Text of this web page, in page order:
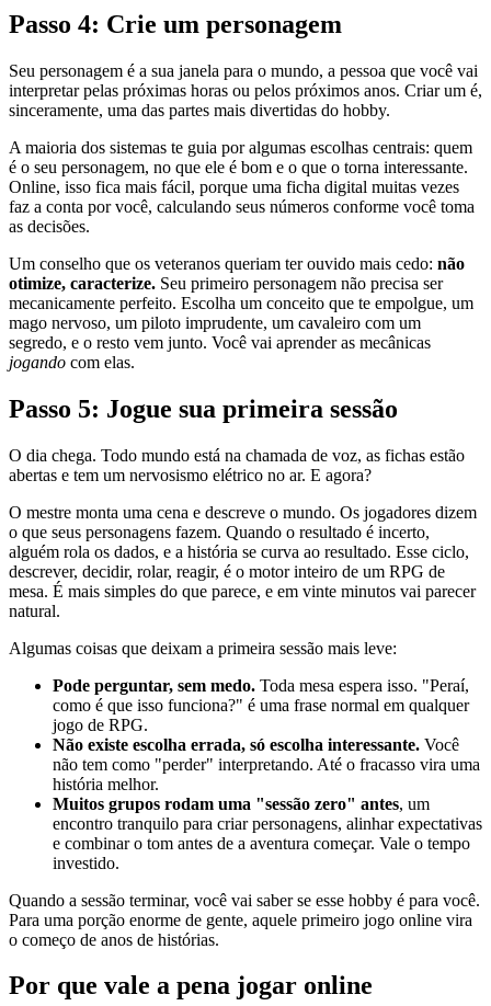
Passo 4: Crie um personagem
Seu personagem é a sua janela para o mundo, a pessoa que você vai
interpretar pelas próximas horas ou pelos próximos anos. Criar um é,
sinceramente, uma das partes mais divertidas do hobby.
A maioria dos sistemas te guia por algumas escolhas centrais: quem
é o seu personagem, no que ele é bom e o que o torna interessante.
Online, isso fica mais fácil, porque uma ficha digital muitas vezes
faz a conta por você, calculando seus números conforme você toma
as decisões.
Um conselho que os veteranos queriam ter ouvido mais cedo: não
otimize, caracterize. Seu primeiro personagem não precisa ser
mecanicamente perfeito. Escolha um conceito que te empolgue, um
mago nervoso, um piloto imprudente, um cavaleiro com um
segredo, e o resto vem junto. Você vai aprender as mecânicas
jogando com elas.
Passo 5: Jogue sua primeira sessão
O dia chega. Todo mundo está na chamada de voz, as fichas estão
abertas e tem um nervosismo elétrico no ar. E agora?
O mestre monta uma cena e descreve o mundo. Os jogadores dizem
o que seus personagens fazem. Quando o resultado é incerto,
alguém rola os dados, e a história se curva ao resultado. Esse ciclo,
descrever, decidir, rolar, reagir, é o motor inteiro de um RPG de
mesa. É mais simples do que parece, e em vinte minutos vai parecer
natural.
Algumas coisas que deixam a primeira sessão mais leve:
Pode perguntar, sem medo. Toda mesa espera isso. "Peraí,
como é que isso funciona?" é uma frase normal em qualquer
jogo de RPG.
Não existe escolha errada, só escolha interessante. Você
não tem como "perder" interpretando. Até o fracasso vira uma
história melhor.
Muitos grupos rodam uma "sessão zero" antes, um
encontro tranquilo para criar personagens, alinhar expectativas
e combinar o tom antes de a aventura começar. Vale o tempo
investido.
Quando a sessão terminar, você vai saber se esse hobby é para você.
Para uma porção enorme de gente, aquele primeiro jogo online vira
o começo de anos de histórias.
Por que vale a pena jogar online